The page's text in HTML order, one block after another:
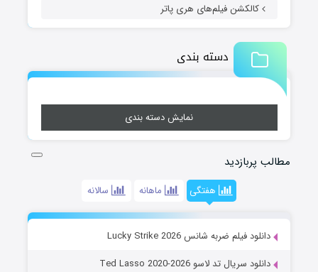
کالکشن فیلم‌های هری پاتر
دسته بندی
نمایش دسته بندی
مطالب پربازدید
هفتگی ماهانه سالانه
دانلود فیلم ضربه شانس Lucky Strike 2026
دانلود سریال تد لاسو Ted Lasso 2020-2026